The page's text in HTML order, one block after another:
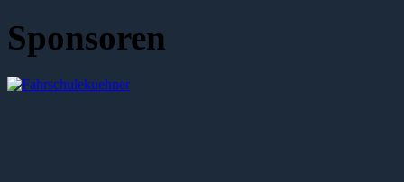
Sponsoren